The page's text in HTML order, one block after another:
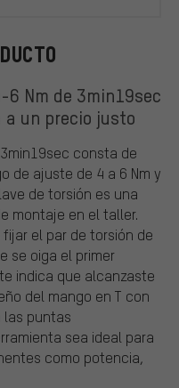
Nm de 3min19sec
un precio justo
consta de
de ajuste de 4 a 6 Nm y
de torsión es una
montaje en el taller.
el par de torsión de
se oiga el primer
indica que alcanzaste
del mango en T con
las puntas
sea ideal para
como potencia,